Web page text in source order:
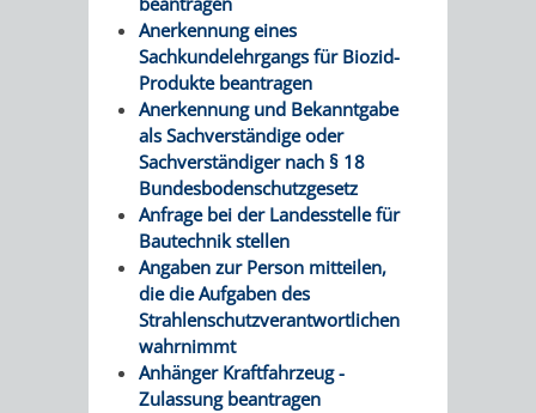
DES
Anerkennung eines
Sachkundelehrgangs für Biozid-
Produkte beantragen
Anerkennung und Bekanntgabe
als Sachverständige oder
Sachverständiger nach § 18
Bundesbodenschutzgesetz
Anfrage bei der Landesstelle für
Bautechnik stellen
Angaben zur Person mitteilen,
die die Aufgaben des
Strahlenschutzverantwortlichen
wahrnimmt
Anhänger Kraftfahrzeug -
Zulassung beantragen